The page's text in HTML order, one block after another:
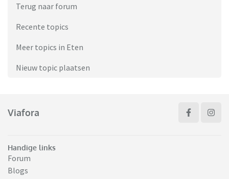
Terug naar forum
Recente topics
Meer topics in Eten
Nieuw topic plaatsen
Viafora
Handige links
Forum
Blogs